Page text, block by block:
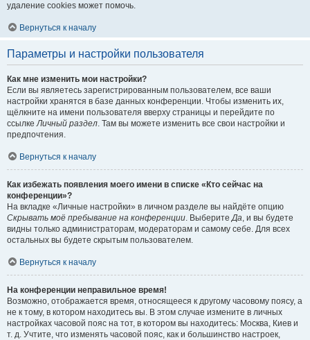
удаление cookies может помочь.
Вернуться к началу
Параметры и настройки пользователя
Как мне изменить мои настройки?
Если вы являетесь зарегистрированным пользователем, все ваши
настройки хранятся в базе данных конференции. Чтобы изменить их,
щёлкните на имени пользователя вверху страницы и перейдите по
ссылкеЛичный раздел. Там вы можете изменить все свои настройки и
предпочтения.
Вернуться к началу
Как избежать появления моего имени в списке «Кто сейчас на
конференции»?
На вкладке «Личные настройки» в личном разделе вы найдёте опцию
Скрывать моё пребывание на конференции. ВыберитеДа, и вы будете
видны только администраторам, модераторам и самому себе. Для всех
остальных вы будете скрытым пользователем.
Вернуться к началу
На конференции неправильное время!
Возможно, отображается время, относящееся к другому часовому поясу, а
не к тому, в котором находитесь вы. В этом случае измените в личных
настройках часовой пояс на тот, в котором вы находитесь: Москва, Киев и
т. д. Учтите, что изменять часовой пояс, как и большинство настроек,